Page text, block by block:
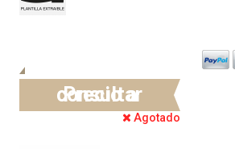
Precio a consultar
Agotado